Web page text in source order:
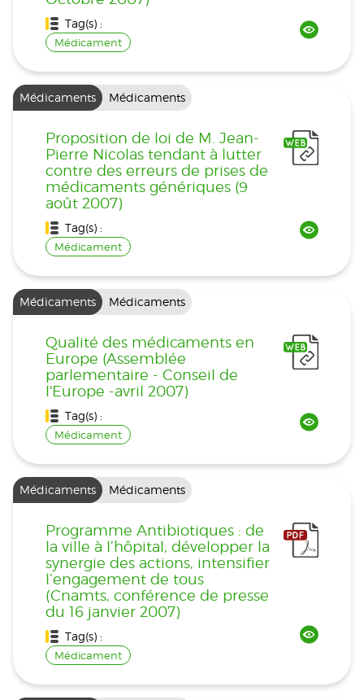
Tag(s) :
Médicament
Médicaments Médicaments
Proposition de loi de M. Jean-
Pierre Nicolas tendant à lutter
contre des erreurs de prises de
médicaments génériques (9
août 2007)
Tag(s) :
Médicament
Médicaments Médicaments
Qualité des médicaments en
Europe (Assemblée
parlementaire - Conseil de
l'Europe -avril 2007)
Tag(s) :
Médicament
Médicaments Médicaments
Programme Antibiotiques : de
la ville à l’hôpital, développer la
synergie des actions, intensifier
l’engagement de tous
(Cnamts, conférence de presse
du 16 janvier 2007)
Tag(s) :
Médicament